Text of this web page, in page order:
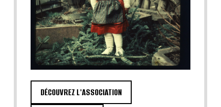
DÉCOUVREZ L'ASSOCIATION